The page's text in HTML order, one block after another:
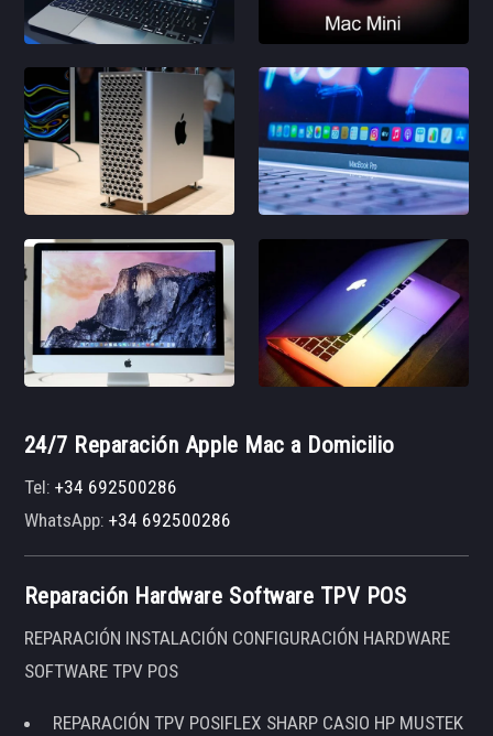
24/7 Reparación Apple Mac a Domicilio
Tel:+34 692500286
WhatsApp:+34 692500286
Reparación Hardware Software TPV POS
REPARACIÓN INSTALACIÓN CONFIGURACIÓN HARDWARE
SOFTWARE TPV POS
REPARACIÓN TPV POSIFLEX SHARP CASIO HP MUSTEK